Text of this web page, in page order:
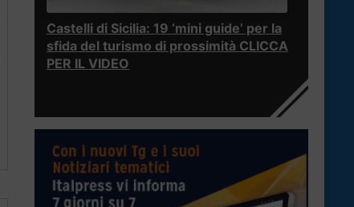
Castelli di Sicilia: 19 ‘mini guide’ per la
sfida del turismo di prossimità CLICCA
PER IL VIDEO